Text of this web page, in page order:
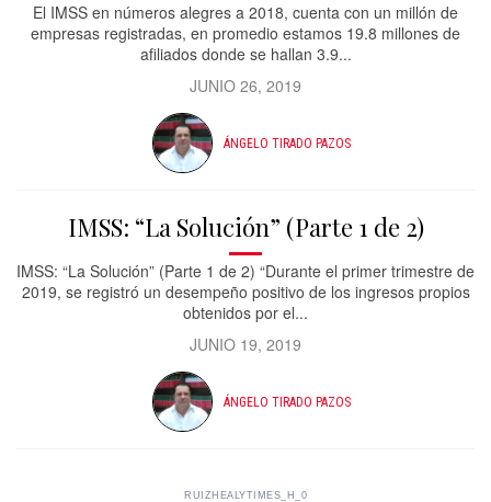
El IMSS en números alegres a 2018, cuenta con un millón de
empresas registradas, en promedio estamos 19.8 millones de
afiliados donde se hallan 3.9...
JUNIO 26, 2019
ÁNGELO TIRADO PAZOS
IMSS: “La Solución” (Parte 1 de 2)
IMSS: “La Solución” (Parte 1 de 2) “Durante el primer trimestre de
2019, se registró un desempeño positivo de los ingresos propios
obtenidos por el...
JUNIO 19, 2019
ÁNGELO TIRADO PAZOS
RUIZHEALYTIMES_H_0